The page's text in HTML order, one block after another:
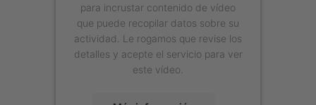
para incrustar contenido de vídeo
que puede recopilar datos sobre su
actividad. Le rogamos que revise los
detalles y acepte el servicio para ver
este vídeo.